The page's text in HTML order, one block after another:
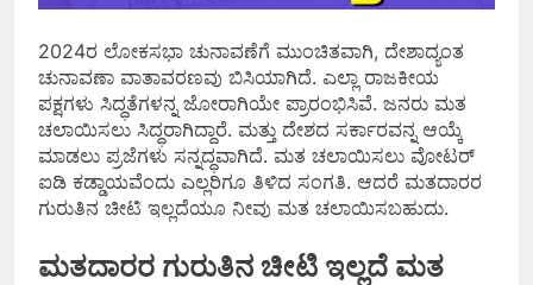
2024ರ ಲೋಕಸಭಾ ಚುನಾವಣೆಗೆ ಮುಂಚಿತವಾಗಿ, ದೇಶಾದ್ಯಂತ
ಚುನಾವಣಾ ವಾತಾವರಣವು ಬಿಸಿಯಾಗಿದೆ. ಎಲ್ಲಾ ರಾಜಕೀಯ
ಪಕ್ಷಗಳು ಸಿದ್ಧತೆಗಳನ್ನ ಜೋರಾಗಿಯೇ ಪ್ರಾರಂಭಿಸಿವೆ. ಜನರು ಮತ
ಚಲಾಯಿಸಲು ಸಿದ್ಧರಾಗಿದ್ದಾರೆ. ಮತ್ತು ದೇಶದ ಸರ್ಕಾರವನ್ನ ಆಯ್ಕೆ
ಮಾಡಲು ಪ್ರಜೆಗಳು ಸನ್ನದ್ಧವಾಗಿದೆ. ಮತ ಚಲಾಯಿಸಲು ವೋಟರ್
ಐಡಿ ಕಡ್ಡಾಯವೆಂದು ಎಲ್ಲರಿಗೂ ತಿಳಿದ ಸಂಗತಿ. ಆದರೆ ಮತದಾರರ
ಗುರುತಿನ ಚೀಟಿ ಇಲ್ಲದೆಯೂ ನೀವು ಮತ ಚಲಾಯಿಸಬಹುದು.
ಮತದಾರರ ಗುರುತಿನ ಚೀಟಿ ಇಲ್ಲದೆ ಮತ